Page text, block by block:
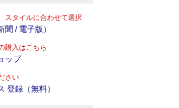
スタイルに合わせて選択
聞 / 電子版）
購入はこちら
ップ
さい
登録（無料）